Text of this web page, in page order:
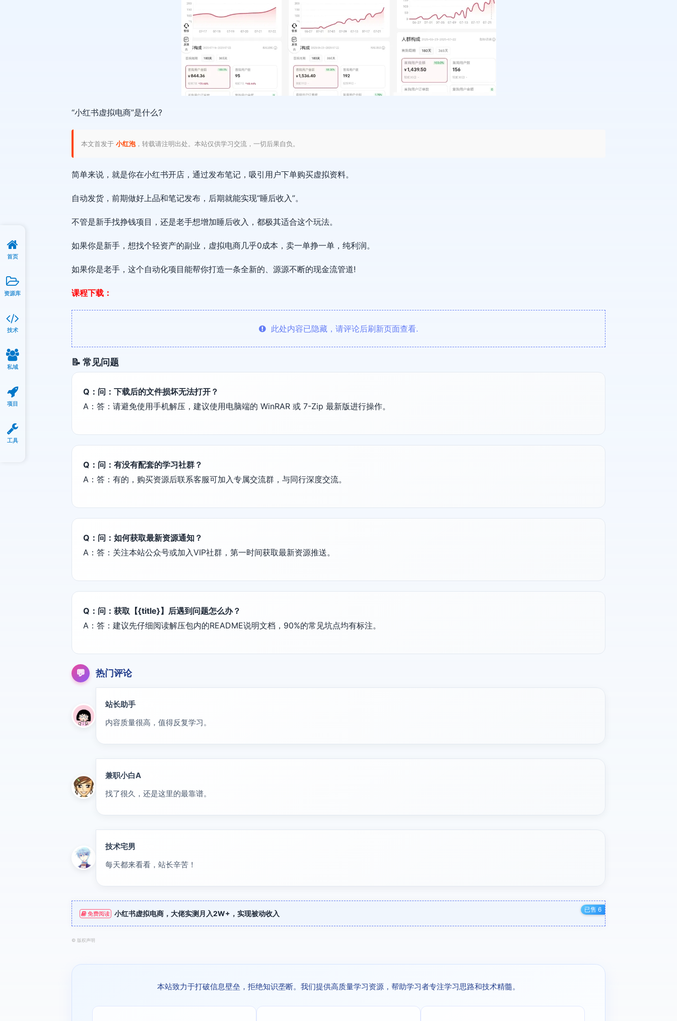
“小红书虚拟电商”是什么?
本文首发于 小红泡，转载请注明出处。本站仅供学习交流，一切后果自负。
简单来说，就是你在小红书开店，通过发布笔记，吸引用户下单购买虚拟资料。
自动发货，前期做好上品和笔记发布，后期就能实现“睡后收入”。
不管是新手找挣钱项目，还是老手想增加睡后收入，都极其适合这个玩法。
如果你是新手，想找个轻资产的副业，虚拟电商几乎0成本，卖一单挣一单，纯利润。
如果你是老手，这个自动化项目能帮你打造一条全新的、源源不断的现金流管道!
课程下载：
此处内容已隐藏，请评论后刷新页面查看.
📝 常见问题
Q：问：下载后的文件损坏无法打开？
A：答：请避免使用手机解压，建议使用电脑端的 WinRAR 或 7-Zip 最新版进行操作。
Q：问：有没有配套的学习社群？
A：答：有的，购买资源后联系客服可加入专属交流群，与同行深度交流。
Q：问：如何获取最新资源通知？
A：答：关注本站公众号或加入VIP社群，第一时间获取最新资源推送。
Q：问：获取【{title}】后遇到问题怎么办？
A：答：建议先仔细阅读解压包内的README说明文档，90%的常见坑点均有标注。
💬 热门评论
站长助手
内容质量很高，值得反复学习。
兼职小白A
找了很久，还是这里的最靠谱。
技术宅男
每天都来看看，站长辛苦！
已售 6
免费阅读 小红书虚拟电商，大佬实测月入2W+，实现被动收入
© 版权声明
本站致力于打破信息壁垒，拒绝知识垄断。我们提供高质量学习资源，帮助学习者专注学习思路和技术精髓。
首页
资源库
技术
私域
项目
工具